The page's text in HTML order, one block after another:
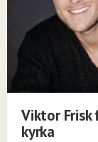
Viktor Frisk
kyrka